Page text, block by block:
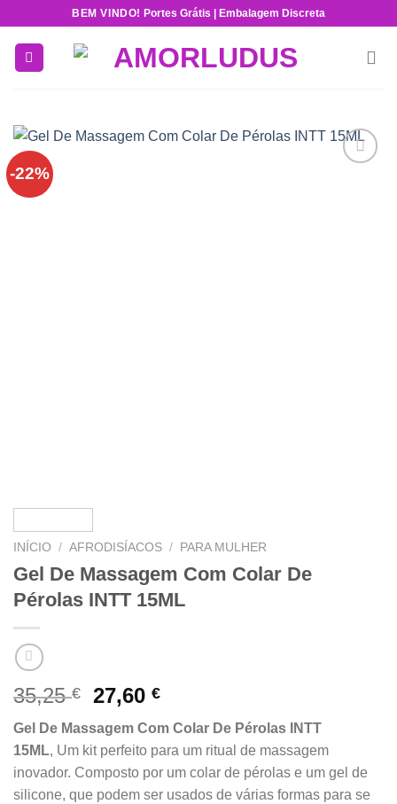
content
BEM VINDO! Portes Grátis | Embalagem Discreta
-22%
INÍCIO / AFRODISÍACOS / PARA MULHER
Gel De Massagem Com Colar De
Pérolas INTT 15ML
35,25€
O
preço
original
era:
35,25 €.
27,60€O
preço
atual
é:
27,60 €.
Gel De Massagem Com Colar De Pérolas INTT
15ML, Um kit perfeito para um ritual de massagem
inovador. Composto por um colar de pérolas e um gel de
silicone, que podem ser usados de várias formas para se